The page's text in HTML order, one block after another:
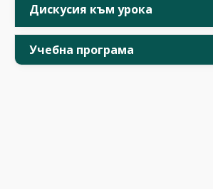
Дискусия към урока
Учебна програма